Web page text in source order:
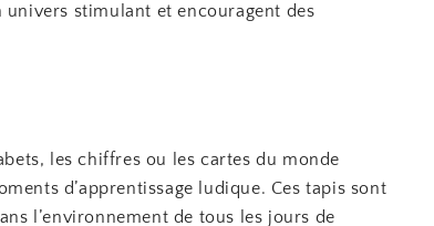
stimulant et encouragent des
les chiffres ou les cartes du monde
d’apprentissage ludique. Ces tapis sont
l’environnement de tous les jours de